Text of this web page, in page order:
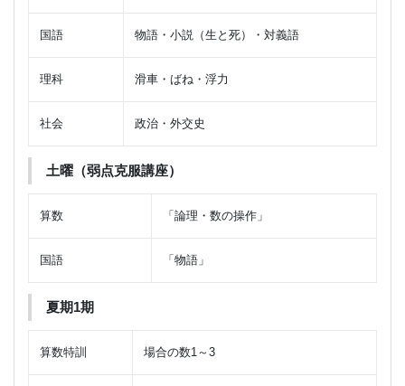
国語 物語・小説（生と死）・対義語
理科 滑車・ばね・浮力
社会 政治・外交史
土曜（弱点克服講座）
算数 「論理・数の操作」
国語 「物語」
夏期1期
算数特訓 場合の数1～3